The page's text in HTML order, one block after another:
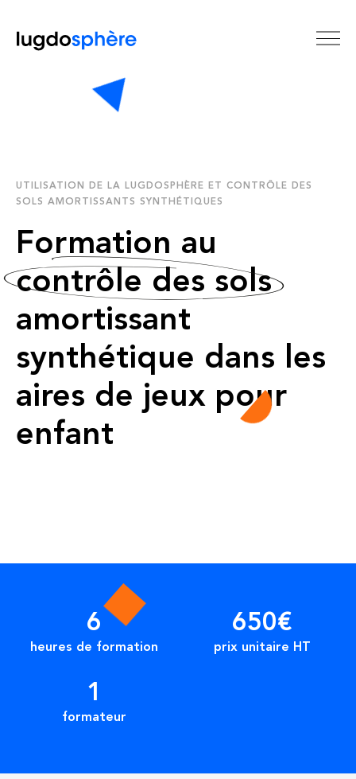
UTILISATION DE LA LUGDOSPHÈRE ET CONTRÔLE DES
SOLS AMORTISSANTS SYNTHÉTIQUES
Formation au
contrôle des sols
amortissant
synthétique dans les
aires de jeux pour
enfant
6
heures de formation
650€
prix unitaire HT
1
formateur